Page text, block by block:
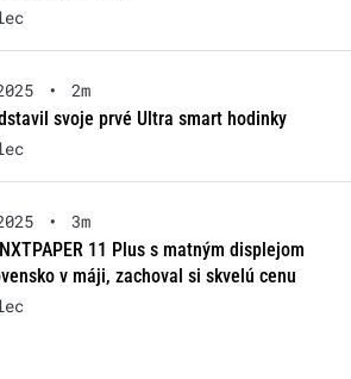
•
2m
svoje prvé Ultra smart hodinky
•
3m
11 Plus s matným displejom
v máji, zachoval si skvelú cenu